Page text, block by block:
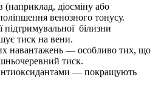
(наприклад, діосміну або
венозного тонусу.
підтримувальної білизни
тиск на вени.
навантажень — особливо тих, що
тиск.
— покращують